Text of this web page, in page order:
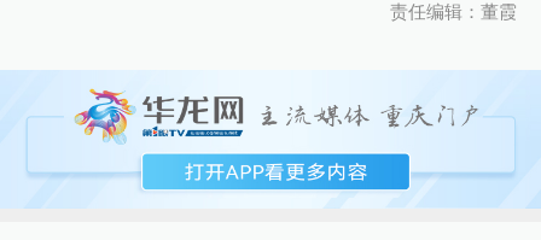
责任编辑：董霞